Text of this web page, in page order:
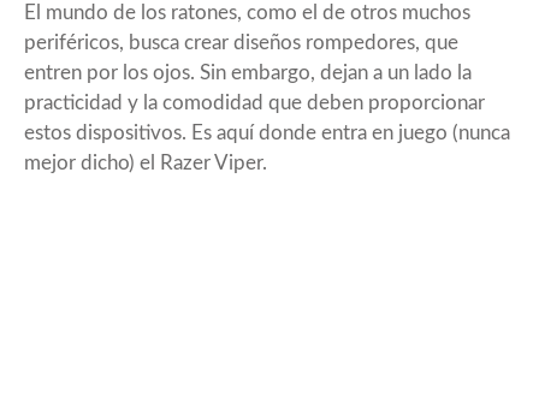
El mundo de los ratones, como el de otros muchos
periféricos, busca crear diseños rompedores, que
entren por los ojos. Sin embargo, dejan a un lado la
practicidad y la comodidad que deben proporcionar
estos dispositivos. Es aquí donde entra en juego (nunca
mejor dicho) el Razer Viper.